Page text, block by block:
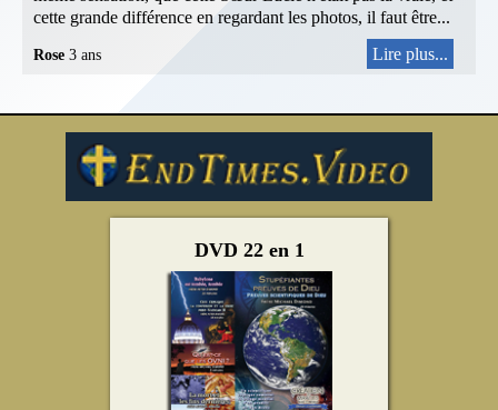
cette grande différence en regardant les photos, il faut être...
Rose 3 ans Lire plus...
DVD 22 en 1